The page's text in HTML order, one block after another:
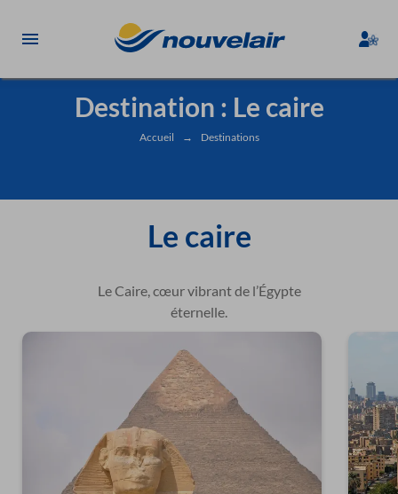
Destination : Le caire
Accueil → Destinations
Le caire
Le Caire, cœur vibrant de l’Égypte
éternelle.